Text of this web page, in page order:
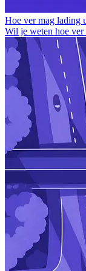
Hoe ver mag lading
Wil je weten hoe